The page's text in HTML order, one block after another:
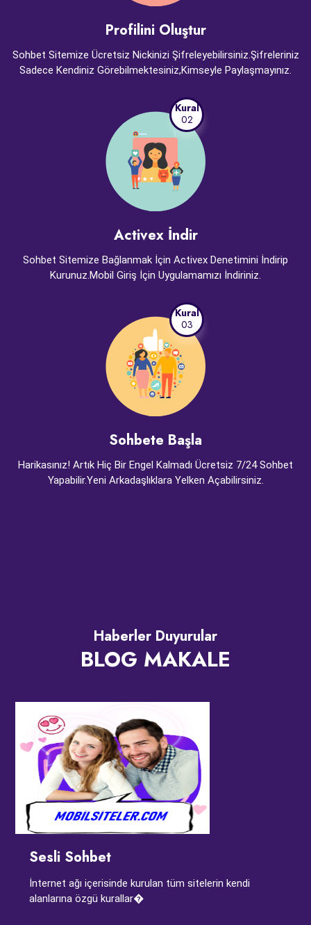
Profilini Oluştur
Sohbet Sitemize Ücretsiz Nickinizi Şifreleyebilirsiniz.Şifreleriniz
Sadece Kendiniz Görebilmektesiniz,Kimseyle Paylaşmayınız.
Kural
02
Activex İndir
Sohbet Sitemize Bağlanmak İçin Activex Denetimini İndirip
Kurunuz.Mobil Giriş İçin Uygulamamızı İndiriniz.
Kural
03
Sohbete Başla
Harikasınız! Artık Hiç Bir Engel Kalmadı Ücretsiz 7/24 Sohbet
Yapabilir.Yeni Arkadaşlıklara Yelken Açabilirsiniz.
Haberler Duyurular
BLOG MAKALE
Sesli Sohbet
İnternet ağı içerisinde kurulan tüm sitelerin kendi
alanlarına özgü kurallar�